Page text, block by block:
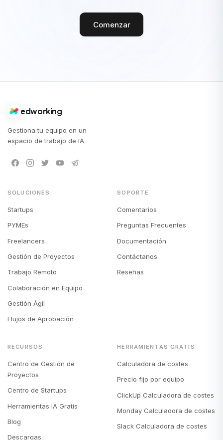
Comenzar
edworking
Gestiona tu equipo en un
espacio de trabajo de IA.
SOLUCIONES
Startups
PYMEs
Freelancers
Gestión de Proyectos
Trabajo Remoto
Colaboración en Equipo
Gestión Ágil
Flujos de Aprobación
SOPORTE
Comentarios
Preguntas Frecuentes
Documentación
Contáctanos
Reseñas
RECURSOS
Centro de Gestión de
Proyectos
Centro de Startups
Herramientas IA Gratis
Blog
Descargas
HERRAMIENTAS GRATIS
Calculadora de costes
Precio fijo por equipo
ClickUp Calculadora de costes
Monday Calculadora de costes
Slack Calculadora de costes